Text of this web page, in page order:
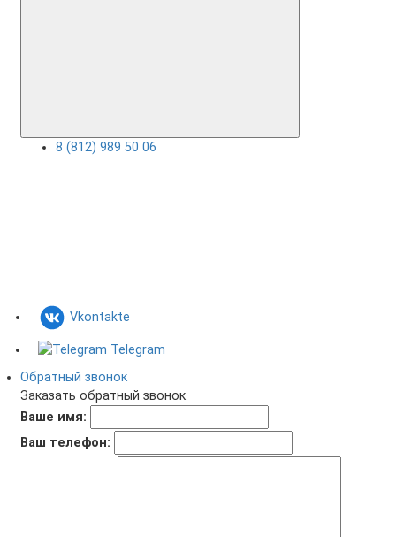
8 (812) 989 50 06
Vkontakte
Telegram
Обратный звонок
Заказать обратный звонок
Ваше имя:
Ваш телефон: